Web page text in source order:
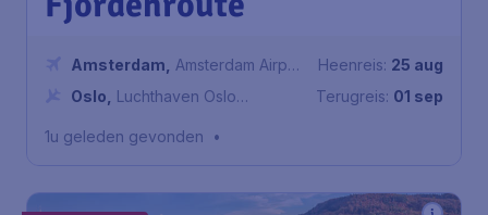
Amsterdam
Amsterdam Airport
Schiphol
Oslo
Luchthaven Oslo
Heenreis: 25 aug
Terugreis: 01 sep
1u geleden gevonden •